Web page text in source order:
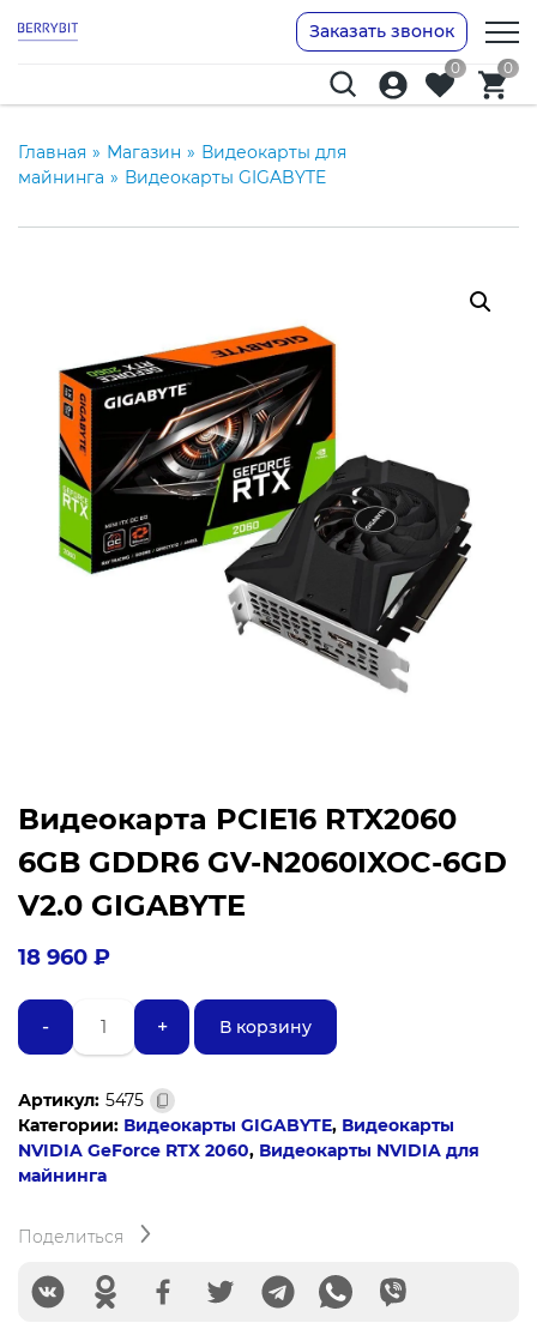
Заказать звонок
0 0
Главная » Магазин » Видеокарты для
майнинга » Видеокарты GIGABYTE
Видеокарта PCIE16 RTX2060
6GB GDDR6 GV-N2060IXOC-6GD
V2.0 GIGABYTE
18 960 ₽
-
Количество
товара
Видеокарта
RTX2060
6GB
GDDR6
GV-
6GD
GIGABYTE
+ В корзину
Артикул: 5475
Категории: Видеокарты GIGABYTE, Видеокарты
NVIDIA GeForce RTX 2060, Видеокарты NVIDIA для
майнинга
Поделиться